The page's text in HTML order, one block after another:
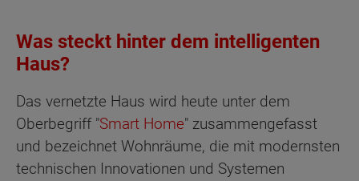
Was steckt hinter dem intelligenten
Haus?
Das vernetzte Haus wird heute unter dem
Oberbegriff "Smart Home" zusammengefasst
und bezeichnet Wohnräume, die mit modernsten
technischen Innovationen und Systemen